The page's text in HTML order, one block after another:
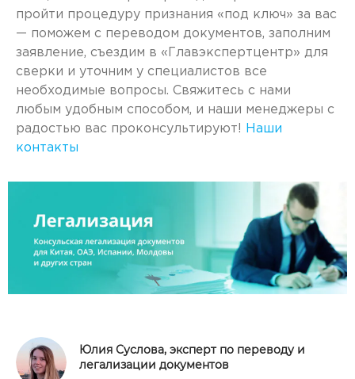
пройти процедуру признания «под ключ» за вас
— поможем с переводом документов, заполним
заявление, съездим в «Главэкспертцентр» для
сверки и уточним у специалистов все
необходимые вопросы. Свяжитесь с нами
любым удобным способом, и наши менеджеры с
радостью вас проконсультируют!
Наши
контакты
Юлия Суслова, эксперт по переводу и
легализации документов